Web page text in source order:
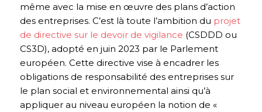
même avec la mise en œuvre des plans d’action
des entreprises. C’est là toute l’ambition du projet
de directive sur le devoir de vigilance (CSDDD ou
CS3D), adopté en juin 2023 par le Parlement
européen. Cette directive vise à encadrer les
obligations de responsabilité des entreprises sur
le plan social et environnemental ainsi qu’à
appliquer au niveau européen la notion de «